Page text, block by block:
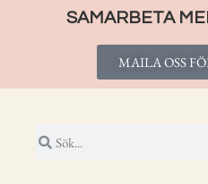
SAMARBETA
MAILA OSS